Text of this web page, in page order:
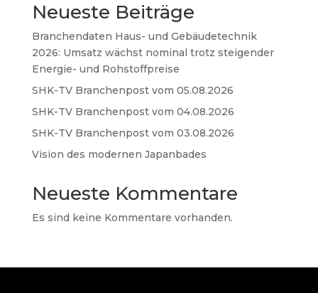
Neueste Beiträge
Branchendaten Haus- und Gebäudetechnik
2026: Umsatz wächst nominal trotz steigender
Energie- und Rohstoffpreise
SHK-TV Branchenpost vom 05.08.2026
SHK-TV Branchenpost vom 04.08.2026
SHK-TV Branchenpost vom 03.08.2026
Vision des modernen Japanbades
Neueste Kommentare
Es sind keine Kommentare vorhanden.